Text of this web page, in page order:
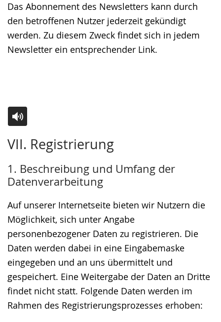
Das Abonnement des Newsletters kann durch
den betroffenen Nutzer jederzeit gekündigt
werden. Zu diesem Zweck findet sich in jedem
Newsletter ein entsprechender Link.
VII. Registrierung
1. Beschreibung und Umfang der
Datenverarbeitung
Auf unserer Internetseite bieten wir Nutzern die
Möglichkeit, sich unter Angabe
personenbezogener Daten zu registrieren. Die
Daten werden dabei in eine Eingabemaske
eingegeben und an uns übermittelt und
gespeichert. Eine Weitergabe der Daten an Dritte
findet nicht statt. Folgende Daten werden im
Rahmen des Registrierungsprozesses erhoben:
Leichten
wechseln.
Audio-
Video
Deutscher
wird
angezeigt.